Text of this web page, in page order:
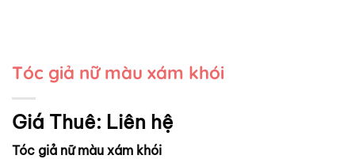
Tóc giả nữ màu xám khói
Giá Thuê: Liên hệ
Tóc giả nữ màu xám khói